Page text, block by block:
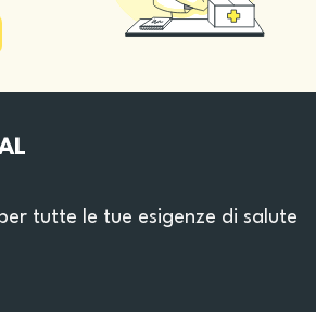
tutte le tue esigenze di salute